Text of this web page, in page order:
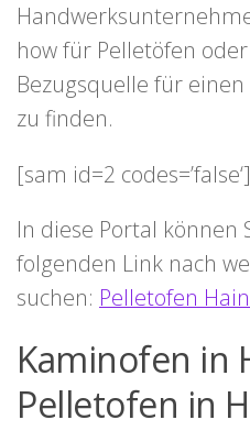
how für Pelletöfen
Bezugsquelle für
zu finden.
[sam id=2 codes=’false‘]
In diese Portal können
folgenden Link nach
suchen: Pelletofen
Kaminofen in
Pelletofen in